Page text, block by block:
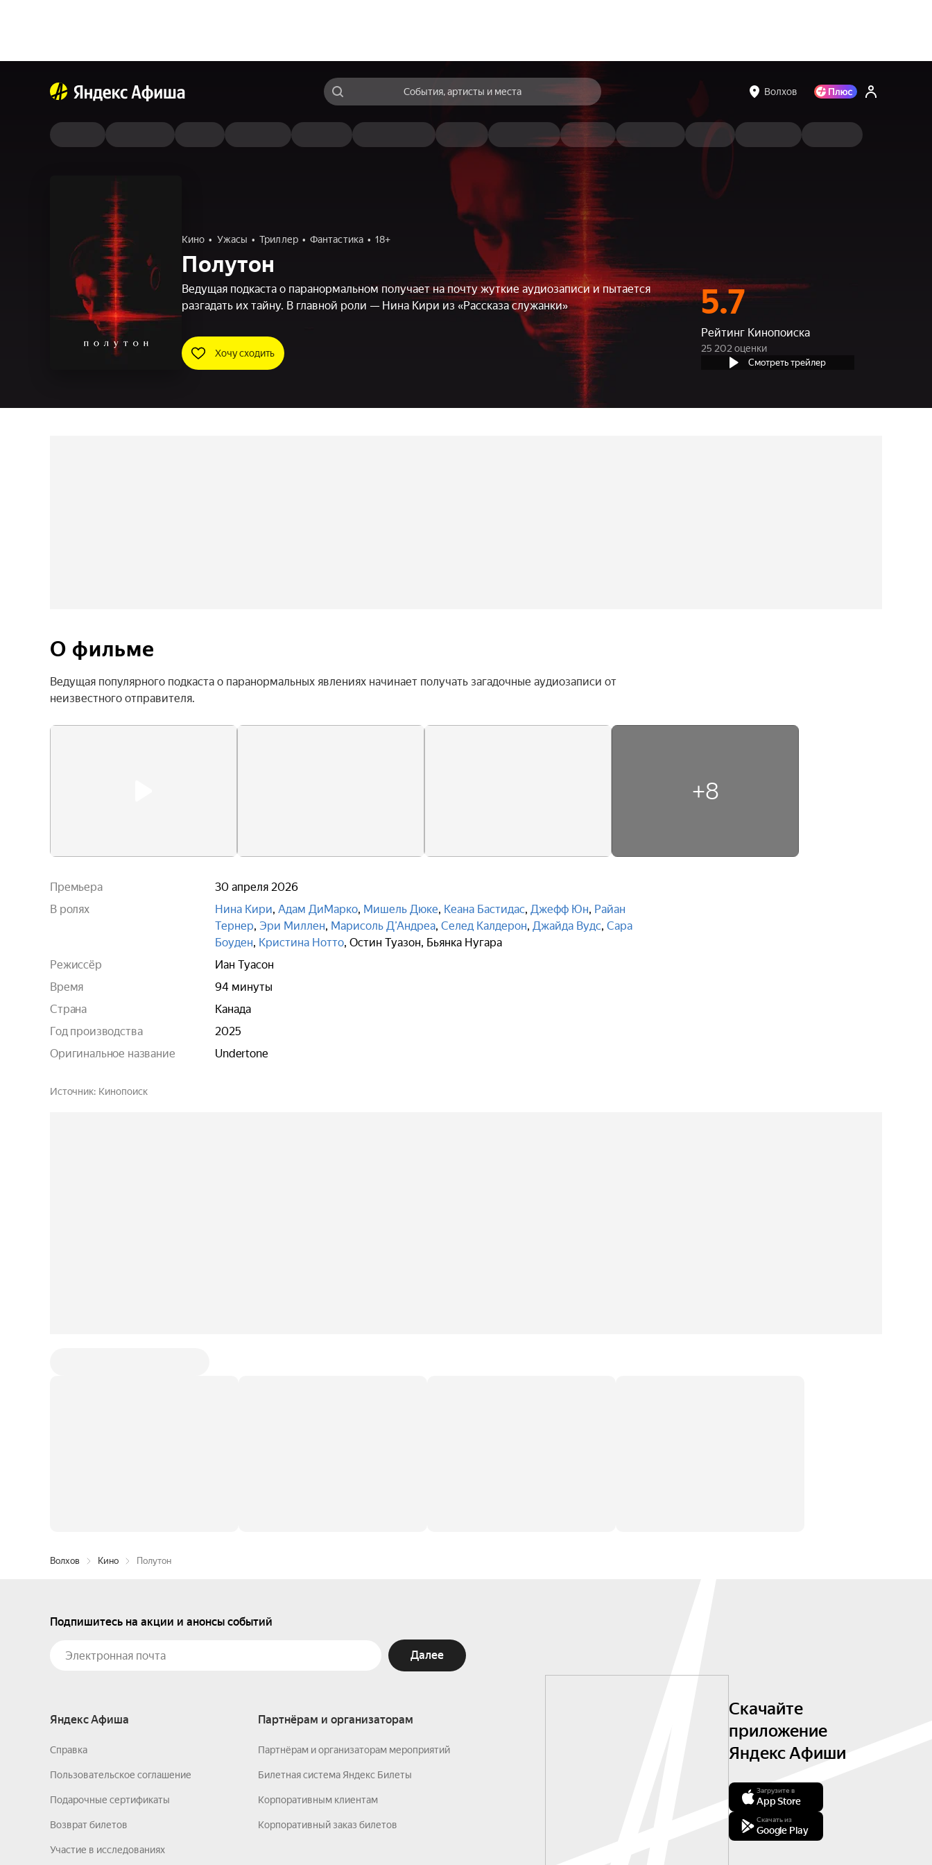
События, артисты и места Волхов
Кино Ужасы Триллер Фантастика 18+
Полутон
Ведущая подкаста о паранормальном получает на почту жуткие аудиозаписи и пытается
разгадать их тайну. В главной роли — Нина Кири из «Рассказа служанки»
Хочу сходить
5.7
Рейтинг Кинопоиска
25 202 оценки
Смотреть трейлер
О фильме
Ведущая популярного подкаста о паранормальных явлениях начинает получать загадочные аудиозаписи от
неизвестного отправителя.
+8
Премьера
30 апреля 2026
В ролях
Нина Кири, Адам ДиМарко, Мишель Дюке, Кеана Бастидас, Джефф Юн, Райан
Тернер, Эри Миллен, Марисоль Д’Андреа, Селед Калдерон, Джайда Вудс, Сара
Боуден, Кристина Нотто, Остин Туазон, Бьянка Нугара
Режиссёр
Иан Туасон
Время
94 минуты
Страна
Канада
Год производства
2025
Оригинальное название
Undertone
Источник Кинопоиск
Волхов Кино Полутон
Подпишитесь на акции и анонсы событий
Далее
Яндекс Афиша
Справка
Пользовательское соглашение
Подарочные сертификаты
Возврат билетов
Участие в исследованиях
Партнёрам и организаторам
Партнёрам и организаторам мероприятий
Билетная система Яндекс Билеты
Корпоративным клиентам
Корпоративный заказ билетов
Скачайте
приложение
Яндекс Афиши
Загрузите в
App Store
Скачать из
Google Play